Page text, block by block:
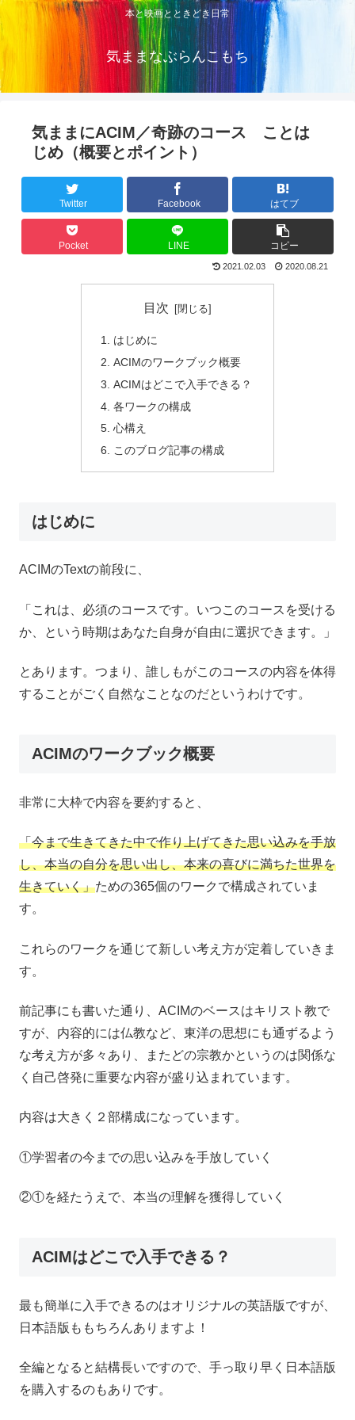
本と映画とときどき日常
気ままなぶらんこもち
気ままにACIM／奇跡のコース ことは
じめ（概要とポイント）
Twitter Facebook はてブ
Pocket LINE コピー
2021.02.03 2020.08.21
目次
はじめに
ACIMのワークブック概要
ACIMはどこで入手できる？
各ワークの構成
心構え
このブログ記事の構成
はじめに
ACIMのTextの前段に、
「これは、必須のコースです。いつこのコースを受ける
か、という時期はあなた自身が自由に選択できます。」
とあります。つまり、誰しもがこのコースの内容を体得
することがごく自然なことなのだというわけです。
ACIMのワークブック概要
非常に大枠で内容を要約すると、
「今まで生きてきた中で作り上げてきた思い込みを手放
し、本当の自分を思い出し、本来の喜びに満ちた世界を
生きていく」ための365個のワークで構成されていま
す。
これらのワークを通じて新しい考え方が定着していきま
す。
前記事にも書いた通り、ACIMのベースはキリスト教で
すが、内容的には仏教など、東洋の思想にも通ずるよう
な考え方が多々あり、またどの宗教かというのは関係な
く自己啓発に重要な内容が盛り込まれています。
内容は大きく２部構成になっています。
①学習者の今までの思い込みを手放していく
②①を経たうえで、本当の理解を獲得していく
ACIMはどこで入手できる？
最も簡単に入手できるのはオリジナルの英語版ですが、
日本語版ももちろんありますよ！
全編となると結構長いですので、手っ取り早く日本語版
を購入するのもありです。